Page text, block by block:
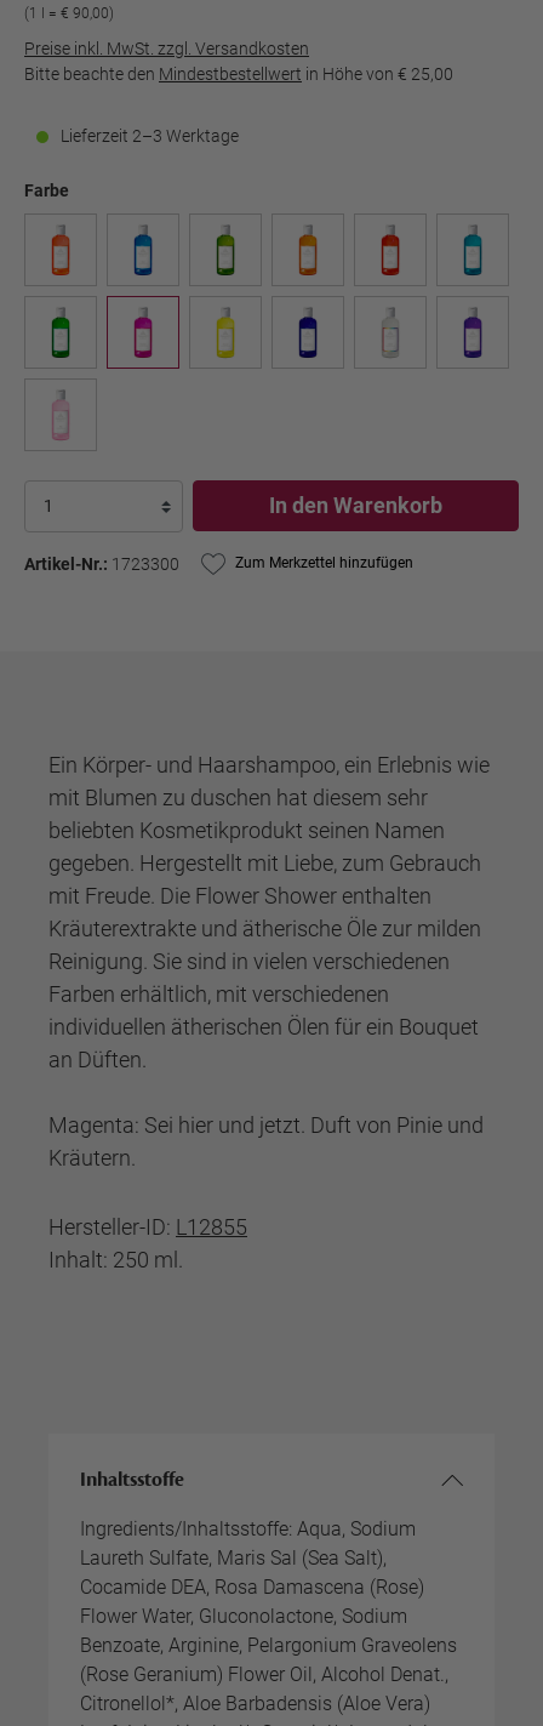
(1 l = € 90,00)
Preise inkl. MwSt. zzgl. Versandkosten
Bitte beachte den Mindestbestellwert in Höhe von € 25,00
Lieferzeit 2–3 Werktage
Farbe
In den Warenkorb
Artikel-Nr.: 1723300 Zum Merkzettel hinzufügen
Ein Körper- und Haarshampoo, ein Erlebnis wie
mit Blumen zu duschen hat diesem sehr
beliebten Kosmetikprodukt seinen Namen
gegeben. Hergestellt mit Liebe, zum Gebrauch
mit Freude. Die Flower Shower enthalten
Kräuterextrakte und ätherische Öle zur milden
Reinigung. Sie sind in vielen verschiedenen
Farben erhältlich, mit verschiedenen
individuellen ätherischen Ölen für ein Bouquet
an Düften.
Magenta: Sei hier und jetzt. Duft von Pinie und
Kräutern.
Hersteller-ID: L12855
Inhalt: 250 ml.
Inhaltsstoffe
Ingredients/Inhaltsstoffe: Aqua, Sodium
Laureth Sulfate, Maris Sal (Sea Salt),
Cocamide DEA, Rosa Damascena (Rose)
Flower Water, Gluconolactone, Sodium
Benzoate, Arginine, Pelargonium Graveolens
(Rose Geranium) Flower Oil, Alcohol Denat.,
Citronellol*, Aloe Barbadensis (Aloe Vera)